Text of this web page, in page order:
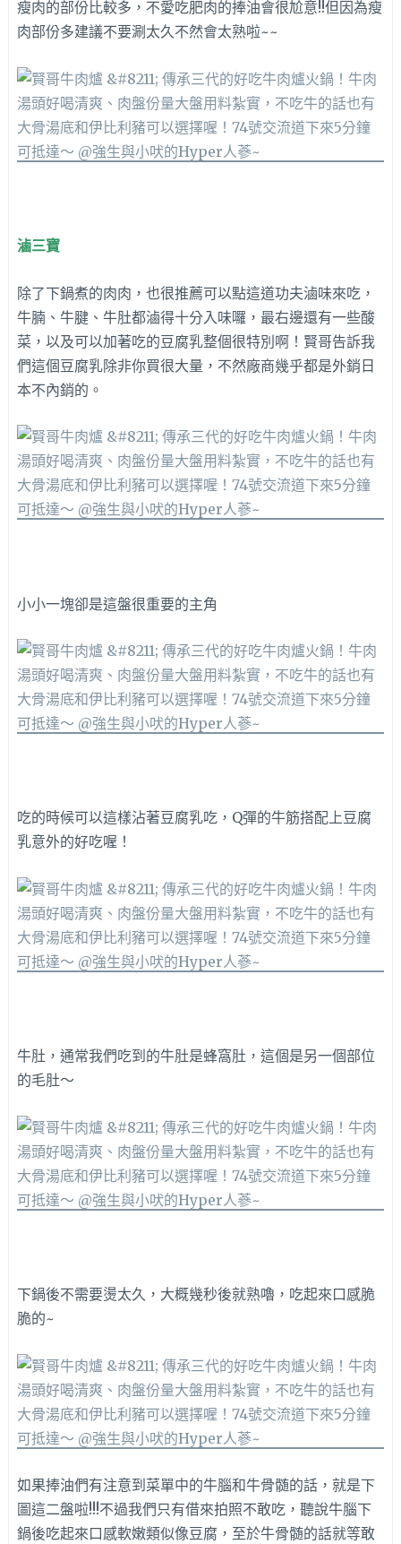
瘦肉的部份比較多，不愛吃肥肉的捧油會很尬意!!但因為瘦
肉部份多建議不要涮太久不然會太熟啦~~
滷三寶
除了下鍋煮的肉肉，也很推薦可以點這道功夫滷味來吃，
牛腩、牛腱、牛肚都滷得十分入味囉，最右邊還有一些酸
菜，以及可以加著吃的豆腐乳整個很特別啊！賢哥告訴我
們這個豆腐乳除非你買很大量，不然廠商幾乎都是外銷日
本不內銷的。
小小一塊卻是這盤很重要的主角
吃的時候可以這樣沾著豆腐乳吃，Q彈的牛筋搭配上豆腐
乳意外的好吃喔！
牛肚，通常我們吃到的牛肚是蜂窩肚，這個是另一個部位
的毛肚～
下鍋後不需要燙太久，大概幾秒後就熟嚕，吃起來口感脆
脆的~
如果捧油們有注意到菜單中的牛腦和牛骨髄的話，就是下
圖這二盤啦!!!不過我們只有借來拍照不敢吃，聽說牛腦下
鍋後吃起來口感軟嫩類似像豆腐，至於牛骨髄的話就等敢